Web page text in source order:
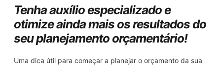
Tenha auxílio especializado e
otimize ainda mais os resultados do
seu planejamento orçamentário!
Uma dica útil para começar a planejar o orçamento da sua